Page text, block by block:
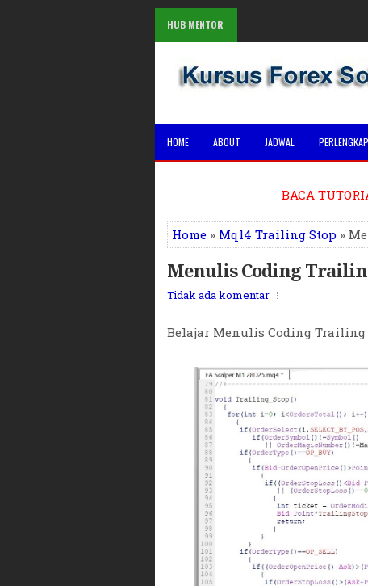
HUB MENTOR
Kursus Forex Solo Tempat Belajar Trading Forex
HOME ABOUT JADWAL
BACA
Home » Mql4 Trailing Stop »
Menulis Coding
Tidak ada komentar
Belajar Menulis Coding